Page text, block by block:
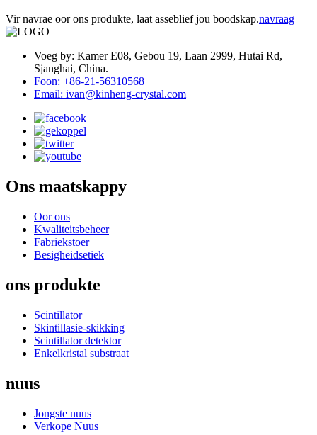
Vir navrae oor ons produkte, laat asseblief jou boodskap.navraag
Voeg by: Kamer E08, Gebou 19, Laan 2999, Hutai Rd,
Sjanghai, China.
Foon: +86-21-56310568
Email: ivan@kinheng-crystal.com
Ons maatskappy
Oor ons
Kwaliteitsbeheer
Fabriekstoer
Besigheidsetiek
ons produkte
Scintillator
Skintillasie-skikking
Scintillator detektor
Enkelkristal substraat
nuus
Jongste nuus
Verkope Nuus